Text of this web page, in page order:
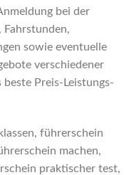
bei der
Fahrstunden,
sowie eventuelle
verschiedener
beste Preis-Leistungs-
führerschein
machen,
praktischer test,